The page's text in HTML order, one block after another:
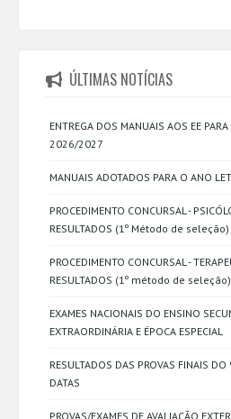
ÚLTIMAS NOTÍCIAS
ENTREGA DOS MANUAIS AOS EE
2026/2027
MANUAIS ADOTADOS PARA O ANO
PROCEDIMENTO CONCURSAL -
RESULTADOS (1º Método de seleção)
PROCEDIMENTO CONCURSAL -
RESULTADOS (1º método de seleção)
EXAMES NACIONAIS DO ENSINO
EXTRAORDINÁRIA E ÉPOCA ESPECIAL
RESULTADOS DAS PROVAS FINAIS DO
DATAS
PROVAS/EXAMES DE AVALIAÇÃO